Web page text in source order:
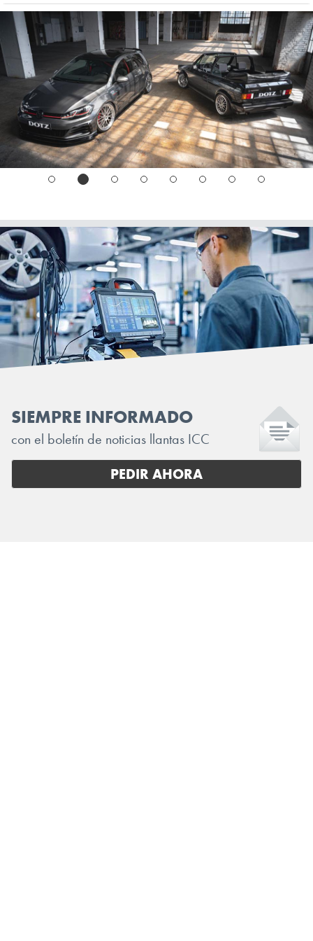
SIEMPRE INFORMADO
con el boletín de noticias llantas ICC
PEDIR AHORA